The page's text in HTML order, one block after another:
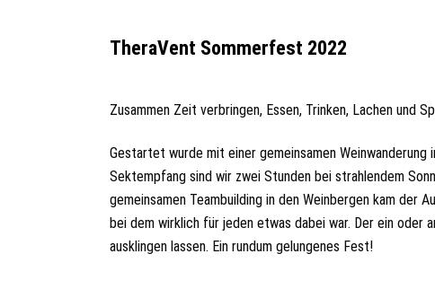
TheraVent Sommerfest 2022
Zusammen Zeit verbringen, Essen, Trinken, Lachen und
Gestartet wurde mit einer gemeinsamen
Sektempfang sind wir zwei Stunden bei strahlendem
gemeinsamen Teambuilding in den Weinbergen kam der
bei dem wirklich für jeden etwas dabei war. Der ein oder
ausklingen lassen. Ein rundum gelungenes Fest!